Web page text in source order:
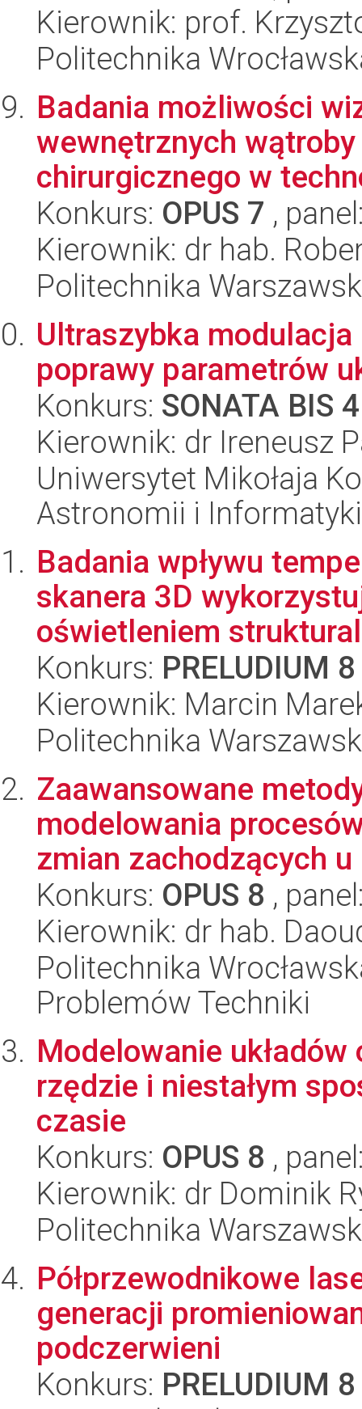
Kierownik: prof.
Politechnika
Badania możliwości
wewnętrznych
chirurgicznego w
Konkurs: OPUS 7 ,
Kierownik: dr hab.
Politechnika
Ultraszybka
poprawy parametrów
Konkurs: SONATA BIS 4
Kierownik: dr Ireneusz
Uniwersytet Mikołaja
Astronomii i
Badania wpływu
skanera 3D
oświetleniem
Konkurs: PRELUDIUM 8
Kierownik: Marcin
Politechnika
Zaawansowane
modelowania
zmian zachodzących
Konkurs: OPUS 8 ,
Kierownik: dr hab.
Politechnika
Problemów Techniki
Modelowanie
rzędzie i niestałym
czasie
Konkurs: OPUS 8 ,
Kierownik: dr Dominik
Politechnika
Półprzewodnikowe
generacji
podczerwieni
Konkurs: PRELUDIUM 8